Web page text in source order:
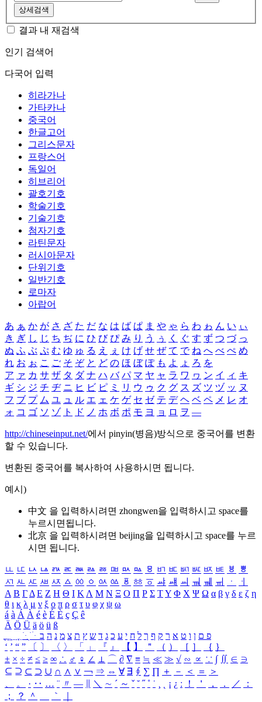
상세검색
결과 내 재검색
인기 검색어
다국어 입력
히라가나
가타카나
중국어
한글고어
그리스문자
프랑스어
독일어
히브리어
괄호기호
학술기호
기술기호
첨자기호
라틴문자
러시아문자
단위기호
일반기호
로마자
아랍어
あ ぁ か が さ ざ た だ な は ば ぱ ま や ゃ ら わ ゎ ん い ぃ
き ぎ し じ ち ぢ に ひ び ぴ み り う ぅ く ぐ す ず つ づ っ
ぬ ふ ぶ ぷ む ゆ ゅ る え ぇ け げ せ ぜ て で ね へ べ ぺ め
れ お ぉ こ ご そ ぞ と ど の ほ ぼ ぽ も よ ょ ろ を
ア ァ カ サ ザ タ ダ ナ ハ バ パ マ ヤ ャ ラ ワ ヮ ン イ ィ キ
ギ シ ジ チ ヂ ニ ヒ ビ ピ ミ リ ウ ゥ ク グ ス ズ ツ ヅ ッ ヌ
フ ブ プ ム ユ ュ ル エ ェ ケ ゲ セ ゼ テ デ ヘ ベ ペ メ レ オ
ォ コ ゴ ソ ゾ ト ド ノ ホ ボ ポ モ ヨ ョ ロ ヲ ―
http://chineseinput.net/에서 pinyin(병음)방식으로 중국어를 변환
할 수 있습니다.
변환된 중국어를 복사하여 사용하시면 됩니다.
예시)
中文 을 입력하시려면 zhongwen을 입력하시고 space를
누르시면됩니다.
北京 을 입력하시려면 beijing을 입력하시고 space를 누르
시면 됩니다.
ㅥ ㅦ ㅧ ㅨ ㅩ ㅪ ㅫ ㅬ ㅭ ㅮ ㅯ ㅰ ㅱ ㅲ ㅳ ㅴ ㅵ ㅶ ㅷ ㅸ
ㅹ
ㅺ ㅻ ㅼ ㅽ ㅾ ㅿ ㆀ ㆁ ㆂ ㆃ ㆄ ㆅ ㆆ ㆇ ㆈ ㆉ ㆊ ㆋ ㆌ ㆍ
ㆎ
Α Β ΓΔ Ε Ζ Η Θ Ι ΚΛ Μ Ν Ξ Ο Π Ρ Σ ΤΥ Φ Χ Ψ Ω α β γ δ ε ζ η
θ ι κ λ μ ν ξ ο π ρ σ τ υ φ χ ψ ω
á à Á À é è É È ç Ç ê
Ä Ö Ü ä ö ü ß
ִֶֹ ֻּ ׁׂ פ ם ן ו ט א ר ק ף ך ל ח י ע כ ג ד ש ץ ת צ מ נ ה ב
‘ ’ “ ” 〔 〕 〈 〉 「 」 『 』 【 】 ＂ （ ） ［ ］ ｛ ｝
± × ÷ ≠ ≤ ≥ ∞ ∴ ♂ ♀ ∠ ⊥ ⌒ ∂ ∇ ≡ ≒ ≪ ≫ √ ∽ ∝ ∵ ∫ ∬ ∈ ∋
⊆ ⊇ ⊂ ⊃ ∪ ∩ ∧ ∨ ￢ ⇒ ⇔ ∀ ∃ ∮ ∑ ∏ ＋ － ＜ ＝
＞
、
。 · ‥ … ¨ 〃 ― ＼ ∼ ´ ～ ˇ ˘ ˝ ˚ ˙ ¸ ¡ ¿ ː ！ ＇ ， ． ／
：
；
？ ＾ ｀